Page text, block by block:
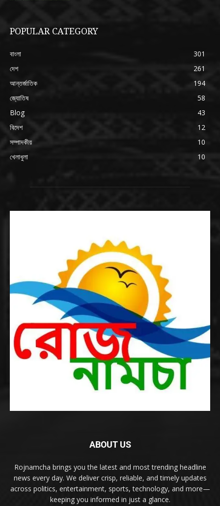
POPULAR CATEGORY
বাংলা
301
দেশ
261
আন্তর্জাতিক
194
জ্যোতিষ
58
Blog
43
বিদেশ
12
সম্পাদকীয়
10
খেলাধুলা
10
ABOUT US
Rojnamcha brings you the latest and most trending headline
news every day. We deliver crisp, reliable, and timely updates
across politics, entertainment, sports, technology, and more—
keeping you informed in just a glance.